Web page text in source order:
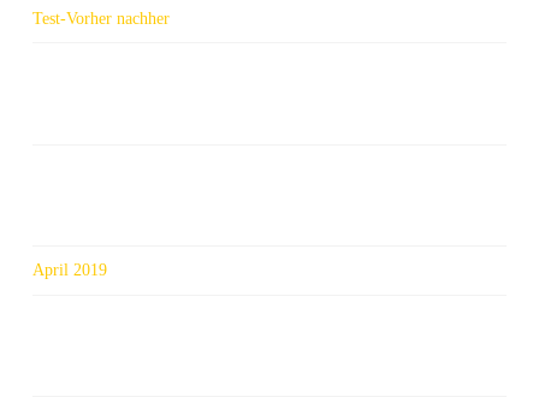
Test-Vorher nachher
April 2019